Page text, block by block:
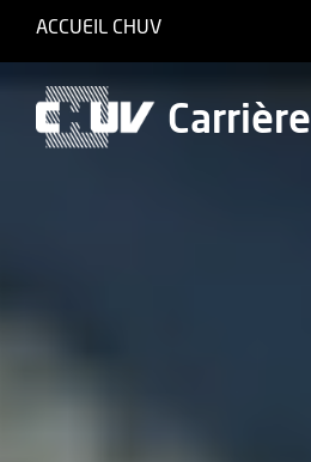
ACCUEIL CHUV
International website
Carrière